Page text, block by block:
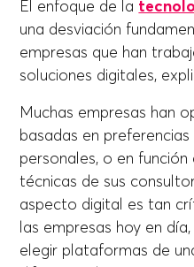
El enfoque de la
una desviación
empresas que han
soluciones digitales,
Muchas empresas han
basadas en
personales, o en función
técnicas de sus
aspecto digital es tan
las empresas hoy en
elegir plataformas de